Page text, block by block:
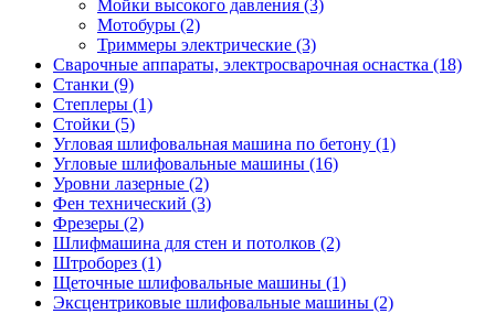
Мойки высокого давления (3)
Мотобуры (2)
Триммеры электрические (3)
Сварочные аппараты, электросварочная оснастка (18)
Станки (9)
Степлеры (1)
Стойки (5)
Угловая шлифовальная машина по бетону (1)
Угловые шлифовальные машины (16)
Уровни лазерные (2)
Фен технический (3)
Фрезеры (2)
Шлифмашина для стен и потолков (2)
Штроборез (1)
Щеточные шлифовальные машины (1)
Эксцентриковые шлифовальные машины (2)